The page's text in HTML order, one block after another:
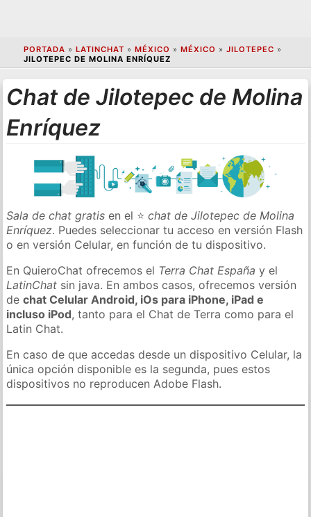
PORTADA » LATINCHAT » MÉXICO » MÉXICO » JILOTEPEC »
JILOTEPEC DE MOLINA ENRÍQUEZ
Chat de Jilotepec de Molina
Enríquez
Sala de chat gratis en el ⭐chat de Jilotepec de Molina
Enríquez. Puedes seleccionar tu acceso en versión Flash
o en versión Celular, en función de tu dispositivo.
En QuieroChat ofrecemos el Terra Chat España y el
LatinChat sin java. En ambos casos, ofrecemos versión
dechat Celular Android, iOs para iPhone, iPad e
incluso iPod, tanto para el Chat de Terra como para el
Latin Chat.
En caso de que accedas desde un dispositivo Celular, la
única opción disponible es la segunda, pues estos
dispositivos no reproducen Adobe Flash.